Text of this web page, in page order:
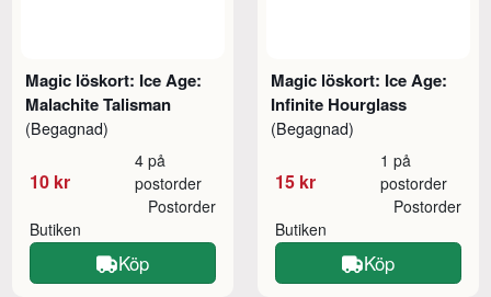
Magic löskort: Ice Age:
Malachite Talisman
(Begagnad)
10 kr
4 på
postorder
Butiken
Postorder
Köp
Magic löskort: Ice Age:
Infinite Hourglass
(Begagnad)
15 kr
1 på
postorder
Butiken
Postorder
Köp